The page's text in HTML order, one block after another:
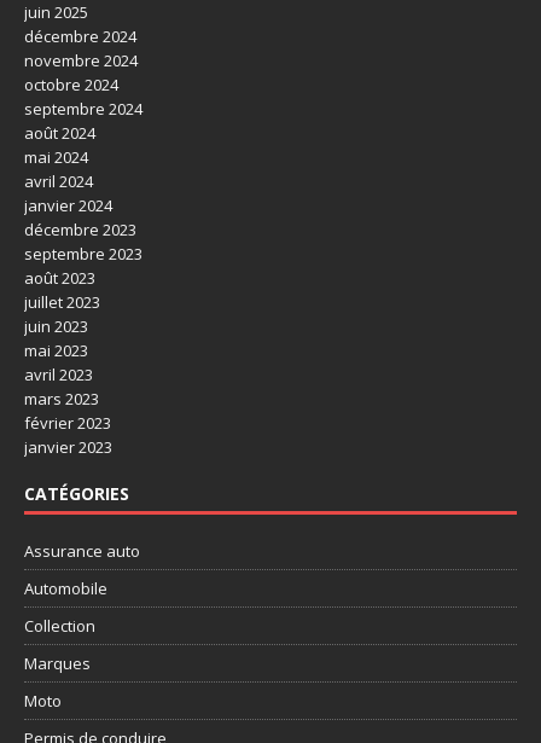
juin 2025
décembre 2024
novembre 2024
octobre 2024
septembre 2024
août 2024
mai 2024
avril 2024
janvier 2024
décembre 2023
septembre 2023
août 2023
juillet 2023
juin 2023
mai 2023
avril 2023
mars 2023
février 2023
janvier 2023
CATÉGORIES
Assurance auto
Automobile
Collection
Marques
Moto
Permis de conduire